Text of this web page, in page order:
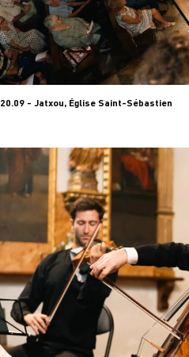
20.09 - Jatxou, Église Saint-Sébastien